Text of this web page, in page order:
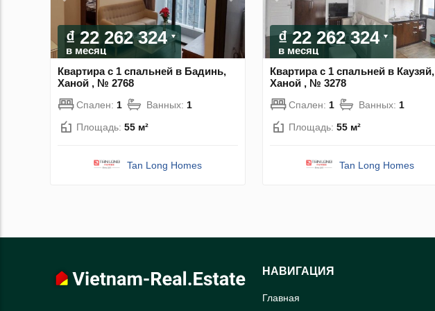
₫ 22 262 324
в месяц
Квартира с 1 спальней в Бадинь,
Ханой , № 2768
Спален: 1 Ванных: 1
Площадь: 55 м²
Tan Long Homes
₫ 22 262 324
в месяц
Квартира с 1 спальней в Каузяй,
Ханой , № 3278
Спален: 1 Ванных: 1
Площадь: 55 м²
Tan Long Homes
НАВИГАЦИЯ
Главная